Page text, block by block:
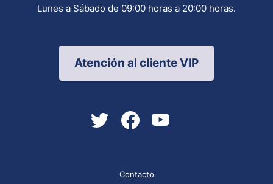
Lunes a Sábado de 09:00 horas a 20:00 horas.
Atención al cliente VIP
Contacto